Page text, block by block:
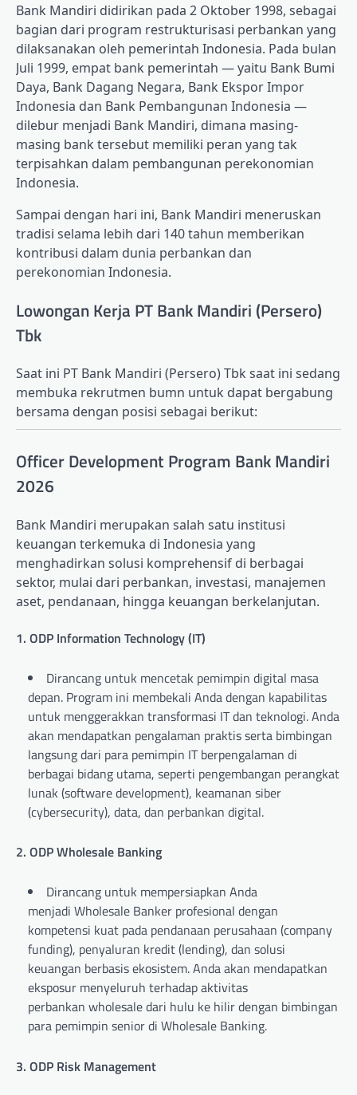
Bank Mandiri didirikan pada 2 Oktober 1998, sebagai
bagian dari program restrukturisasi perbankan yang
dilaksanakan oleh pemerintah Indonesia. Pada bulan
Juli 1999, empat bank pemerintah — yaitu Bank Bumi
Daya, Bank Dagang Negara, Bank Ekspor Impor
Indonesia dan Bank Pembangunan Indonesia —
dilebur menjadi Bank Mandiri, dimana masing-
masing bank tersebut memiliki peran yang tak
terpisahkan dalam pembangunan perekonomian
Indonesia.
Sampai dengan hari ini, Bank Mandiri meneruskan
tradisi selama lebih dari 140 tahun memberikan
kontribusi dalam dunia perbankan dan
perekonomian Indonesia.
Lowongan Kerja PT Bank Mandiri (Persero)
Tbk
Saat ini PT Bank Mandiri (Persero) Tbk saat ini sedang
membuka rekrutmen bumn untuk dapat bergabung
bersama dengan posisi sebagai berikut:
Officer Development Program Bank Mandiri
2026
Bank Mandiri merupakan salah satu institusi
keuangan terkemuka di Indonesia yang
menghadirkan solusi komprehensif di berbagai
sektor, mulai dari perbankan, investasi, manajemen
aset, pendanaan, hingga keuangan berkelanjutan.
1. ODP Information Technology (IT)
Dirancang untuk mencetak pemimpin digital masa
depan. Program ini membekali Anda dengan kapabilitas
untuk menggerakkan transformasi IT dan teknologi. Anda
akan mendapatkan pengalaman praktis serta bimbingan
langsung dari para pemimpin IT berpengalaman di
berbagai bidang utama, seperti pengembangan perangkat
lunak (software development), keamanan siber
(cybersecurity), data, dan perbankan digital.
2. ODP Wholesale Banking
Dirancang untuk mempersiapkan Anda
menjadi Wholesale Banker profesional dengan
kompetensi kuat pada pendanaan perusahaan (company
funding), penyaluran kredit (lending), dan solusi
keuangan berbasis ekosistem. Anda akan mendapatkan
eksposur menyeluruh terhadap aktivitas
perbankan wholesale dari hulu ke hilir dengan bimbingan
para pemimpin senior di Wholesale Banking.
3. ODP Risk Management